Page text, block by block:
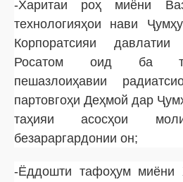
-Харитаи роҳ миёни
технологияҳои нави
Корпоратсияи
Росатом оид ба
пешазлоиҳавии
партовгоҳи Деҳмой дар
таҳияи асосҳои
безараргардонии он;
-Ёддошти тафоҳум миёни